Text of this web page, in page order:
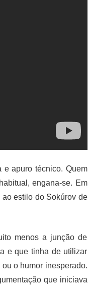
e apuro técnico. Quem
engana-se. Em
estilo do Sokúrov de
menos a junção de
e que tinha de utilizar
o humor inesperado.
que iniciava